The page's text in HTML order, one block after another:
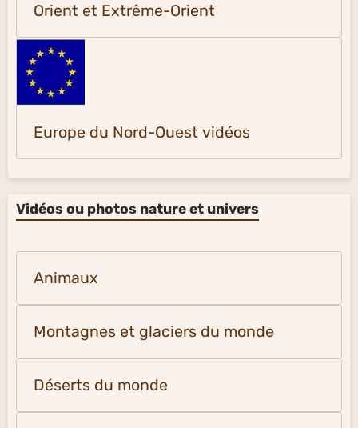
Orient et Extrême-Orient
Europe du Nord-Ouest vidéos
Vidéos ou photos nature et univers
Animaux
Montagnes et glaciers du monde
Déserts du monde